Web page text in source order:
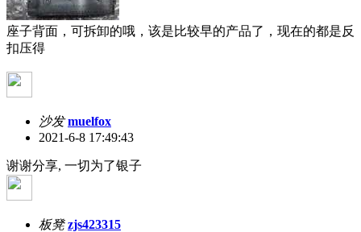
座子背面，可拆卸的哦，该是比较早的产品了，现在的都是反
扣压得
沙发 muelfox
2021-6-8 17:49:43
谢谢分享, 一切为了银子
板凳 zjs423315